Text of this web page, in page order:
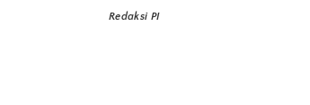
Redaksi PI